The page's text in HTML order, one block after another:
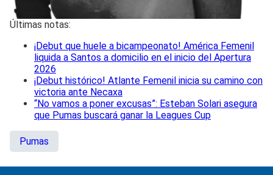
Últimas notas:
¡Debut que huele a bicampeonato! América Femenil
liquida a Santos a domicilio en el inicio del Apertura
2026
¡Debut histórico! Atlante Femenil inicia su camino con
victoria ante Necaxa
“No vamos a poner excusas”: Esteban Solari asegura
que Pumas buscará ganar la Leagues Cup
Pumas